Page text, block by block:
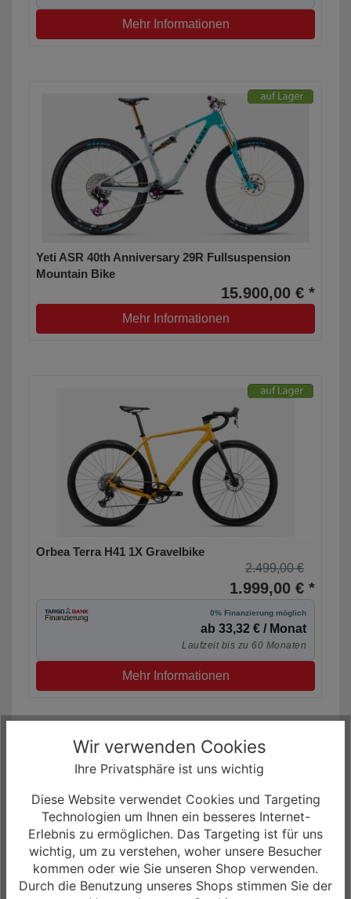
Mehr Informationen
Yeti ASR 40th Anniversary 29R Fullsuspension
Mountain Bike
15.900,00 € *
Mehr Informationen
Orbea Terra H41 1X Gravelbike
2.499,00 €
1.999,00 € *
0% Finanzierung möglich
ab 33,32 € / Monat
Laufzeit bis zu 60 Monaten
Mehr Informationen
Wir verwenden Cookies
Ihre Privatsphäre ist uns wichtig
Diese Website verwendet Cookies und Targeting
Technologien um Ihnen ein besseres Internet-
Erlebnis zu ermöglichen. Das Targeting ist für uns
wichtig, um zu verstehen, woher unsere Besucher
kommen oder wie Sie unseren Shop verwenden.
Durch die Benutzung unseres Shops stimmen Sie der